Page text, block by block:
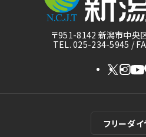
〒951-8142 新潟市中央
TEL. 025-234-5945 /
フリーダイ